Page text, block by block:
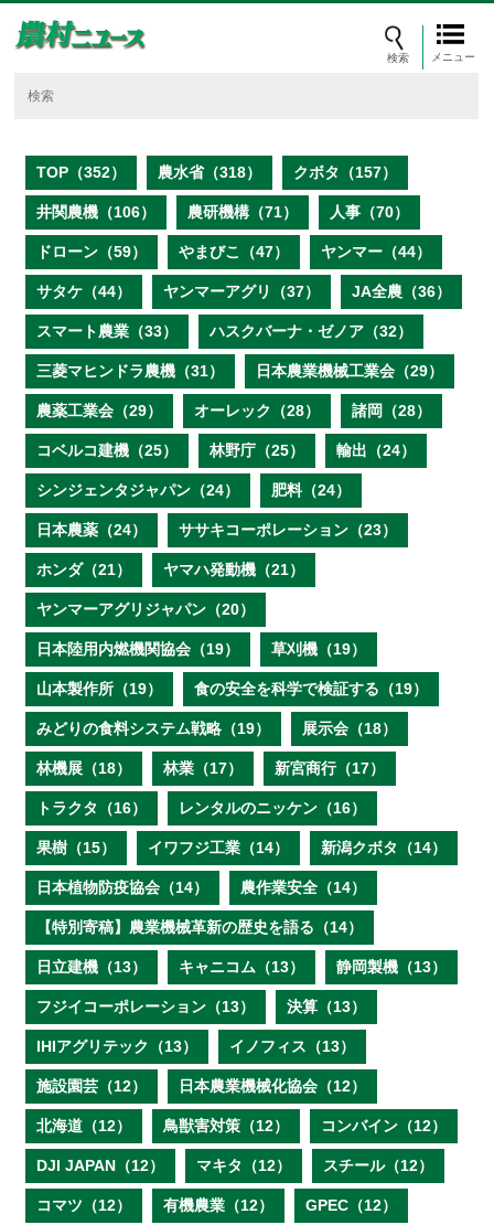
メニュー
TOP（352） 農水省（318） クボタ（157）
井関農機（106） 農研機構（71） 人事（70）
ドローン（59） やまびこ（47） ヤンマー（44）
サタケ（44） ヤンマーアグリ（37） JA全農（36）
スマート農業（33） ハスクバーナ・ゼノア（32）
三菱マヒンドラ農機（31） 日本農業機械工業会（29）
農薬工業会（29） オーレック（28） 諸岡（28）
コベルコ建機（25） 林野庁（25） 輸出（24）
シンジェンタジャパン（24） 肥料（24）
日本農薬（24） ササキコーポレーション（23）
ホンダ（21） ヤマハ発動機（21）
ヤンマーアグリジャパン（20）
日本陸用内燃機関協会（19） 草刈機（19）
山本製作所（19） 食の安全を科学で検証する（19）
みどりの食料システム戦略（19） 展示会（18）
林機展（18） 林業（17） 新宮商行（17）
トラクタ（16） レンタルのニッケン（16）
果樹（15） イワフジ工業（14） 新潟クボタ（14）
日本植物防疫協会（14） 農作業安全（14）
【特別寄稿】農業機械革新の歴史を語る（14）
日立建機（13） キャニコム（13） 静岡製機（13）
フジイコーポレーション（13） 決算（13）
IHIアグリテック（13） イノフィス（13）
施設園芸（12） 日本農業機械化協会（12）
北海道（12） 鳥獣害対策（12） コンバイン（12）
DJI JAPAN（12） マキタ（12） スチール（12）
コマツ（12） 有機農業（12） GPEC（12）